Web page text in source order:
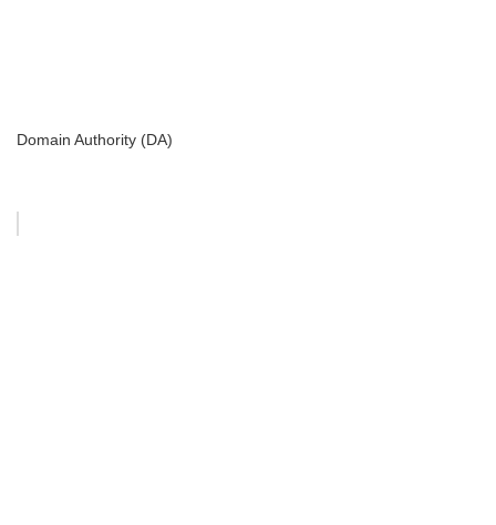
Domain Authority (DA)